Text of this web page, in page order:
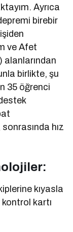
Ayrıca
birebir
ve Afet
birlikte, şu
35 öğrenci
hız
kıyasla
kartı